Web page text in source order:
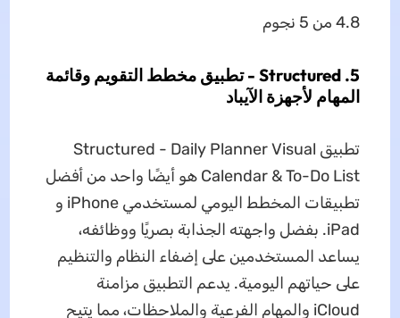
4.8 من 5 نجوم
5. Structured - تطبيق مخطط التقويم وقائمة
المهام لأجهزة الآيباد
تطبيق Structured - Daily Planner Visual
Calendar & To-Do List هو أيضًا واحد من أفضل
تطبيقات المخطط اليومي لمستخدمي iPhone و
iPad. بفضل واجهته الجذابة بصريًا ووظائفه،
يساعد المستخدمين على إضفاء النظام والتنظيم
على حياتهم اليومية. يدعم التطبيق مزامنة
iCloud والمهام الفرعية والملاحظات، مما يتيح